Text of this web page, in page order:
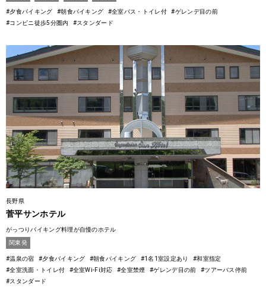
#夕食バイキング #朝食バイキング #全室バス・トイレ付
#ゲレンデ目の前
#コンビニ徒歩5分圏内
#スタンダード
長野県
菅平サンホテル
がっつりバイキング料理が自慢のホテル
関東発
#温泉の宿 #夕食バイキング #朝食バイキング #1名1室設定あり
#和室指定
#全室洗面・トイレ付
#全室Wi-Fi対応 #全室禁煙 #ゲレンデ目の前
#ツアーバス停前
#スタンダード